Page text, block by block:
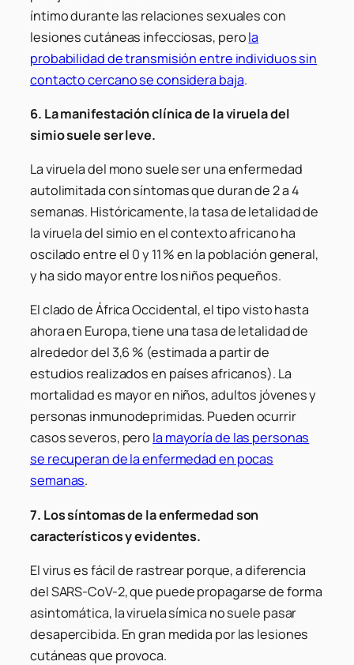
íntimo durante las relaciones sexuales con
lesiones cutáneas infecciosas, perola
probabilidad de transmisión entre individuos sin
contacto cercano se considera baja.
6. La manifestación clínica de la viruela del
simio suele ser leve.
La viruela del mono suele ser una enfermedad
autolimitada con síntomas que duran de 2 a 4
semanas. Históricamente, la tasa de letalidad de
la viruela del simio en el contexto africano ha
oscilado entre el 0 y 11 % en la población general,
y ha sido mayor entre los niños pequeños.
El clado de África Occidental, el tipo visto hasta
ahora en Europa, tiene una tasa de letalidad de
alrededor del 3,6 % (estimada a partir de
estudios realizados en países africanos). La
mortalidad es mayor en niños, adultos jóvenes y
personas inmunodeprimidas. Pueden ocurrir
casos severos, pero la mayoría de las personas
se recuperan de la enfermedad en pocas
semanas.
7. Los síntomas de la enfermedad son
característicos y evidentes.
El virus es fácil de rastrear porque, a diferencia
del SARS-CoV-2, que puede propagarse de forma
asintomática, la viruela símica no suele pasar
desapercibida. En gran medida por las lesiones
cutáneas que provoca.